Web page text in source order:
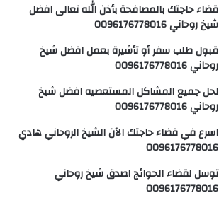
قضاء حاجتك بالمصافحة بأذن الله تعالى افضل
شيخ روحاني 0096176778016
قبول طلب سفر أو تأشيرة بعمل افضل شيخ
روحاني 0096176778016
لحل جميع المشاكل المستعصيه افضل شيخ
روحاني 0096176778016
اسرع في قضاء حاجتك الآن الشيخ الروحاني هادي
0096176778016
توسل لقضاء الحوائج اصدق شيخ روحاني
0096176778016